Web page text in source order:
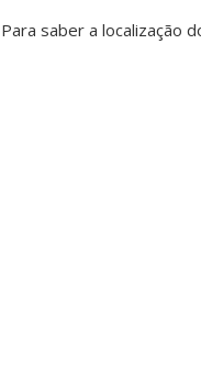
Para saber a localização